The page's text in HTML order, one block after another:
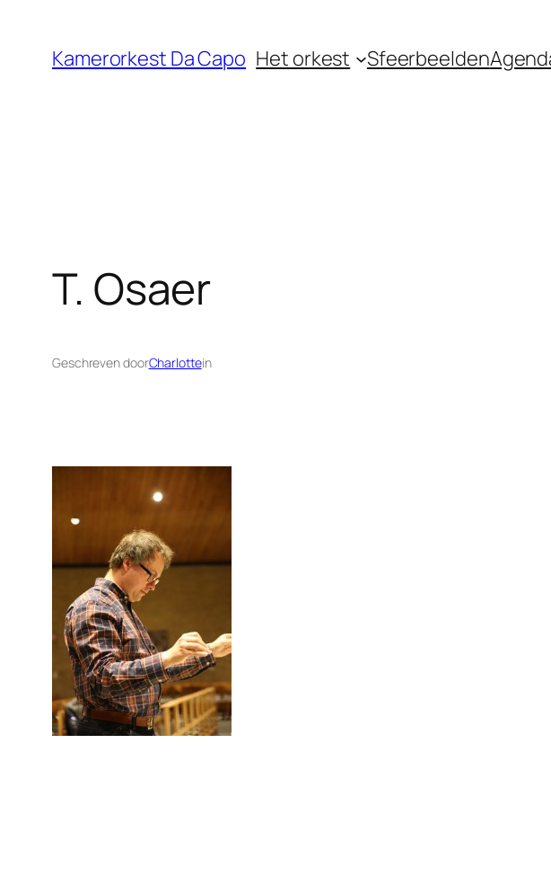
Kamerorkest Da Capo Het orkest Sfeerbeelden
T. Osaer
Geschreven doorCharlottein